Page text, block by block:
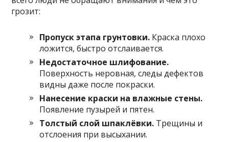
грозит:
Пропуск этапа грунтовки. Краска плохо
ложится, быстро отслаивается.
Недостаточное шлифование.
Поверхность неровная, следы дефектов
видны даже после покраски.
Нанесение краски на влажные стены.
Появление пузырей и пятен.
Толстый слой шпаклёвки. Трещины и
отслоения при высыхании.